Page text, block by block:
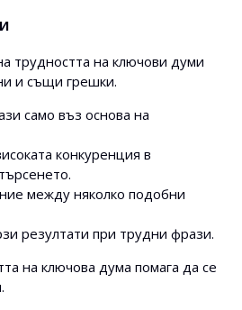
трудността на ключови думи
и същи грешки.
само въз основа на
конкуренция в
между няколко подобни
резултати при трудни фрази.
на ключова дума помага да се